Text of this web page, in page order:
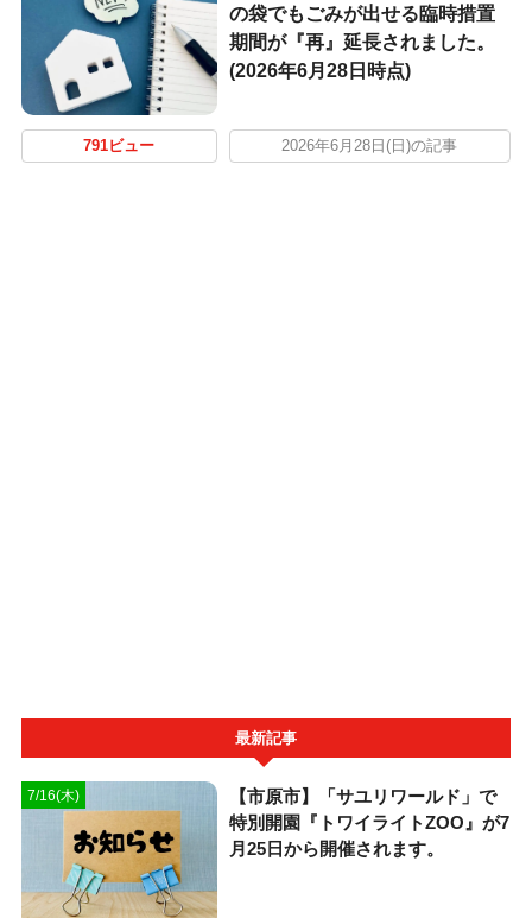
の袋でもごみが出せる臨時措置
期間が『再』延長されました。
(2026年6月28日時点)
791ビュー 2026年6月28日(日)の記事
最新記事
7/16(木)
【市原市】「サユリワールド」で
特別開園『トワイライトZOO』が7
月25日から開催されます。